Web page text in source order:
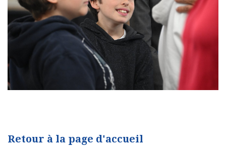
Retour à la page d'accueil